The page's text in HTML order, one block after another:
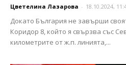
Цветелина Лазарова - 18.10.2024,
Докато България не завърши
Коридор 8, който я свързва със
километрите от ж.п. линията,...